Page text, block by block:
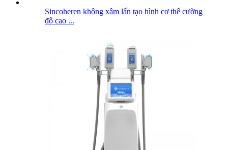
Sincoheren không xâm lấn tạo hình cơ thể cường
độ cao ...